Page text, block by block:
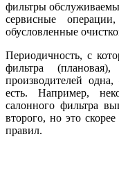
фильтры
сервисные
обусловленные
Периодичность, с
фильтра
производителей
есть. Например,
салонного фильтра
второго, но это
правил.